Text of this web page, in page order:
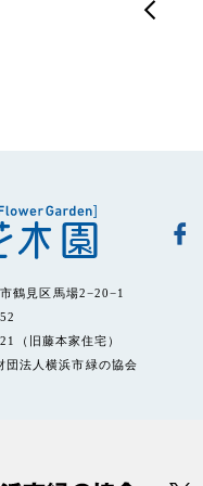
鶴見区馬場2−20−1
（旧藤本家住宅）
団法人横浜市緑の協会